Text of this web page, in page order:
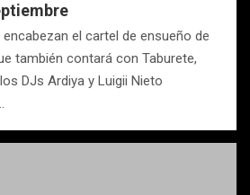
el cartel de ensueño de
también contará con Taburete,
DJs Ardiya y Luigii Nieto